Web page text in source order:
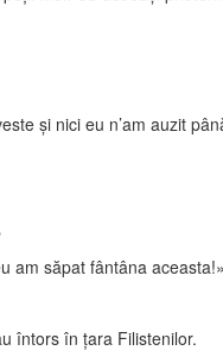
şi nici eu n’am auzit
am săpat fântâna aceasta!»
întors în ţara Filistenilor.